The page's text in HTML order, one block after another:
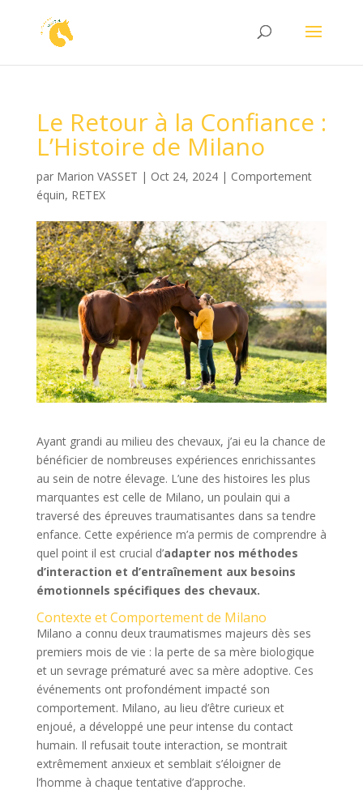
Le Retour à la Confiance :
L’Histoire de Milano
par Marion VASSET | Oct 24, 2024| Comportement
équin, RETEX
Ayant grandi au milieu des chevaux, j’ai eu la chance de
bénéficier de nombreuses expériences enrichissantes
au sein de notre élevage. L’une des histoires les plus
marquantes est celle de Milano, un poulain qui a
traversé des épreuves traumatisantes dans sa tendre
enfance. Cette expérience m’a permis de comprendre à
quel point il est crucial d’adapter nos méthodes
d’interaction et d’entraînement aux besoins
émotionnels spécifiques des chevaux.
Contexte et Comportement de Milano
Milano a connu deux traumatismes majeurs dès ses
premiers mois de vie : la perte de sa mère biologique
et un sevrage prématuré avec sa mère adoptive. Ces
événements ont profondément impacté son
comportement. Milano, au lieu d’être curieux et
enjoué, a développé une peur intense du contact
humain. Il refusait toute interaction, se montrait
extrêmement anxieux et semblait s’éloigner de
l’homme à chaque tentative d’approche.